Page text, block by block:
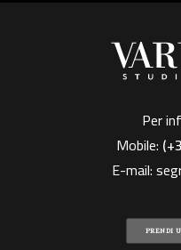
Per
Mobile:
E-mail:
PRENDI